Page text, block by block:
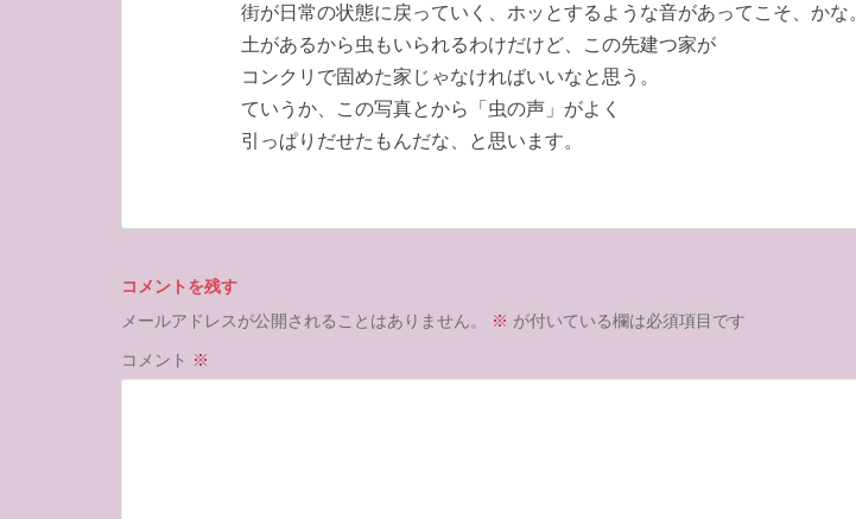
街が日常の状態に戻っていく、ホッとするような音があってこそ、かな。
土があるから虫もいられるわけだけど、この先建つ家が
コンクリで固めた家じゃなければいいなと思う。
ていうか、この写真とから「虫の声」がよく
引っぱりだせたもんだな、と思います。
コメントを残す
メールアドレスが公開されることはありません。
※ が付いている欄は必須項目です
コメント ※